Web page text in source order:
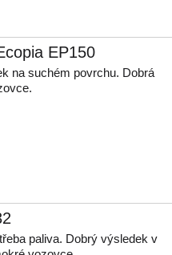
EP150
na suchém povrchu. Dobrá
paliva. Dobrý výsledek v